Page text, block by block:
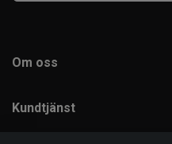
Om oss
Kundtjänst